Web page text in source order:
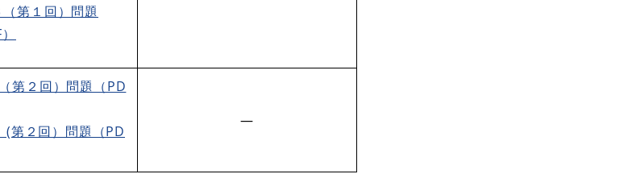
（第１回）問題
第２回）問題（PD
(第２回）問題（PD
―